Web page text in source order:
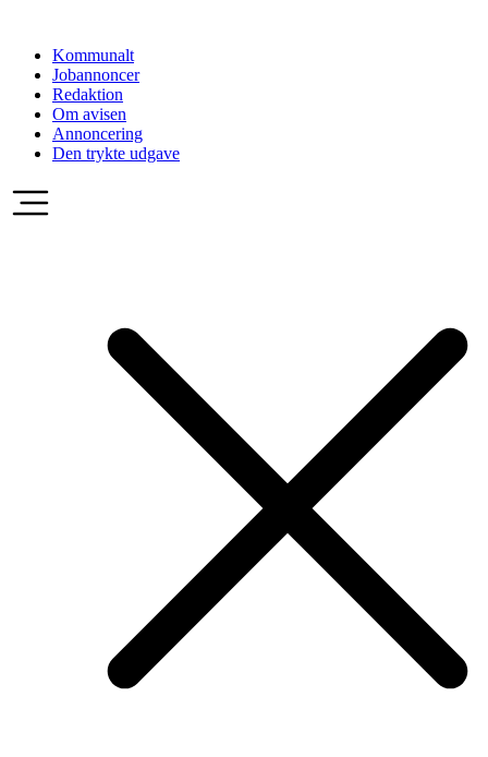
indholdKommunalt
Jobannoncer
Redaktion
Om avisen
Annoncering
Den trykte udgave